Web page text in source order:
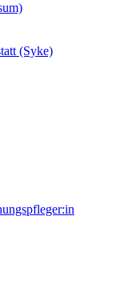
(Syke)